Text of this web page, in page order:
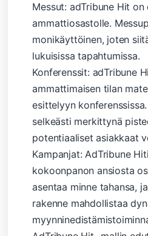
Messut: adTribune Hit on
ammattiosastolle.
monikäyttöinen, joten
lukuisissa tapahtumissa.
Konferenssit: adTribune
ammattimaisen tilan
esittelyyn
selkeästi merkittynä
potentiaaliset asiakkaat
Kampanjat: AdTribune
kokoonpanon ansiosta
asentaa minne tahansa,
rakenne mahdollistaa